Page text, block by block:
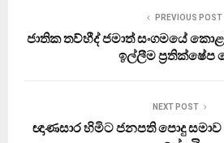
PREVIOUS POST
ජාතික තව්හීද් ජමාත් සංගමයේ
ඉල්ලීම ප්‍රතික්ෂේප
NEXT POST
ඥාණසාර හිමිට ජනපති පොදු